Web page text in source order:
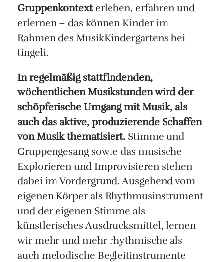
Gruppenkontext erleben, erfahren und
erlernen – das können Kinder im
Rahmen des MusikKindergartens bei
tingeli.
In regelmäßig stattfindenden,
wöchentlichen Musikstunden wird der
schöpferische Umgang mit Musik, als
auch das aktive, produzierende Schaffen
von Musik thematisiert. Stimme und
Gruppengesang sowie das musische
Explorieren und Improvisieren stehen
dabei im Vordergrund. Ausgehend vom
eigenen Körper als Rhythmusinstrument
und der eigenen Stimme als
künstlerisches Ausdrucksmittel, lernen
wir mehr und mehr rhythmische als
auch melodische Begleitinstrumente